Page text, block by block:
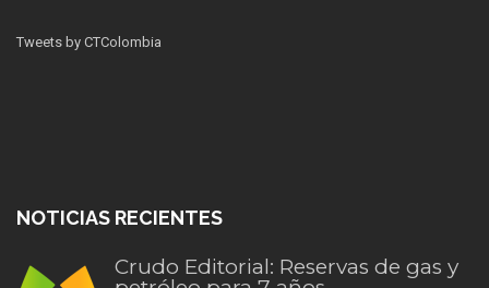
Tweets by CTColombia
NOTICIAS RECIENTES
Crudo Editorial: Reservas de gas y